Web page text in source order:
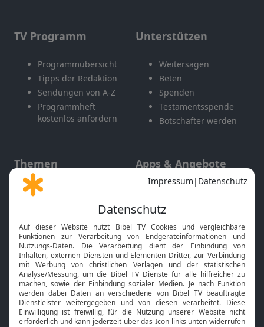
TV Programm
Programmübersicht
Tipps der Redaktion
Sendungen von A-Z
Programmheft
kostenlos anfordern
Unterstützen
Weitersagen
Beten
Spenden
Testamentsspende
Botschafter werden
Themen
Gott und Bibel erklärt
Neuigkeiten
Apps & Angebote
Mobile App
Smart TV
HbbTV
Bibelthek Online-Bibel
Nächster Gottesdienst
Bibel TV Service